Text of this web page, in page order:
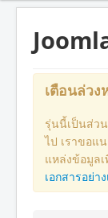
เตือนล่วง
รุ่นนี้เป็นส่ว
ไป เราขอแ
แหล่งข้อมูล
เอกสารอย่า